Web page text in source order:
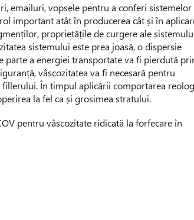
emailuri, vopsele pentru a conferi sistemelor
important atât în producerea cât și în
proprietățile de curgere ale
sistemului este prea joasă, o dispersie
parte a energiei transportate va fi pierdută
vâscozitatea va fi necesară pentru
În timpul aplicării comportarea
la fel ca și grosimea stratului.
pentru vâscozitate ridicată la forfecare în